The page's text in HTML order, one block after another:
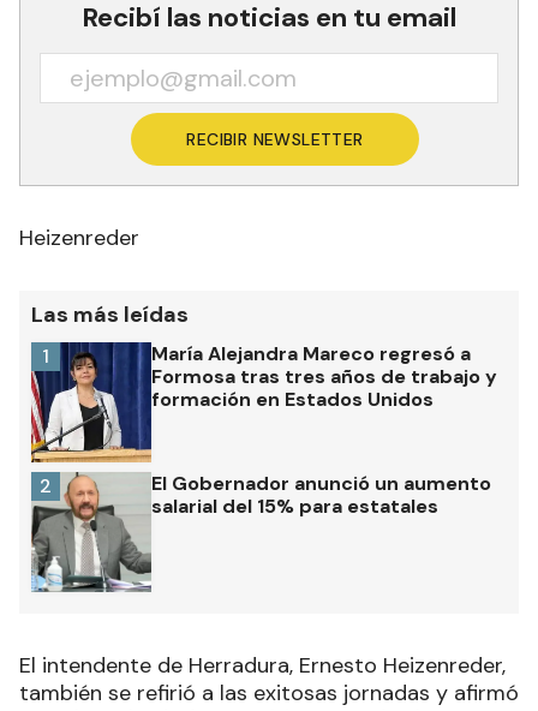
Recibí las noticias en tu email
RECIBIR NEWSLETTER
Heizenreder
Las más leídas
María Alejandra Mareco regresó a
Formosa tras tres años de trabajo y
formación en Estados Unidos
1
El Gobernador anunció un aumento
salarial del 15% para estatales
2
El intendente de Herradura, Ernesto Heizenreder,
también se refirió a las exitosas jornadas y afirmó